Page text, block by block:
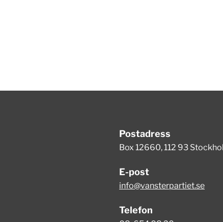
Postadress
Box 12660, 112 93
E-post
info@vansterpartiet.se
Telefon